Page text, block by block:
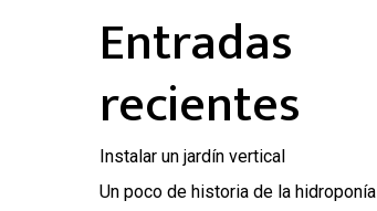
Entradas
recientes
Instalar un jardín vertical
Un poco de historia de la hidroponía